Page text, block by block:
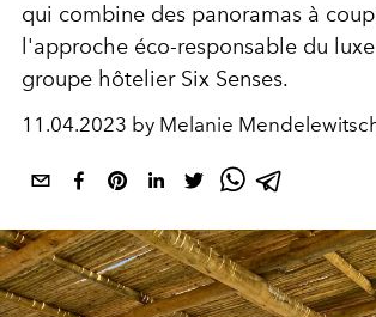
qui combine des panoramas à
l'approche éco-responsable du
groupe hôtelier Six Senses.
11.04.2023 by Melanie